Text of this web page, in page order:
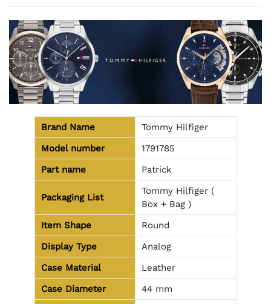
Brand Name
Tommy Hilfiger
Model number
1791785
Part name
Patrick
Packaging List
Tommy Hilfiger (
Box + Bag )
Item Shape
Round
Display Type
Analog
Case Material
Leather
Case Diameter
44 mm